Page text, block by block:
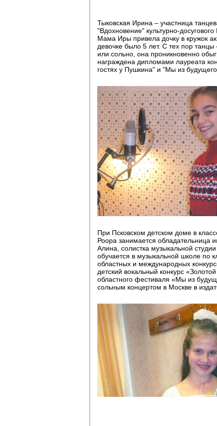
Тыковская Ирина – участница
"Вдохновение" культурно-
Мама Иры привела дочку в кружок
девочке было 5 лет. С тех пор танцы
или сольно, она проникновенно
награждена дипломами лауреата
гостях у Пушкина" и "Мы из
При Псковском детском доме в
Роора занимается обладательница
Алина, солистка музыкальной
обучается в музыкальной школе по
областных и международных
детский вокальный конкурс
областного фестиваля «Мы из
сольным концертом в Москве в